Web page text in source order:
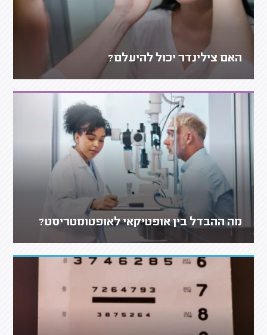
האם צילינדר יכול להיעלם?
מה ההבדל בין אופטיקאי לאופטומטריסט?